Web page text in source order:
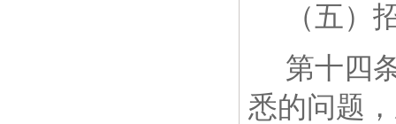
（五）
第十四
悉的问题